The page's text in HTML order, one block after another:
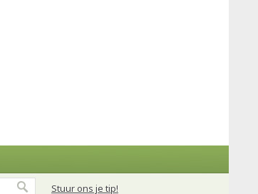
Stuur ons je tip!